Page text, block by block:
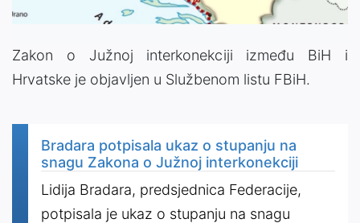
Zakon o Južnoj interkonekciji između BiH i
Hrvatske je objavljen u Službenom listu FBiH.
Bradara potpisala ukaz o stupanju na
snagu Zakona o Južnoj interkonekciji
Lidija Bradara, predsjednica Federacije,
potpisala je ukaz o stupanju na snagu